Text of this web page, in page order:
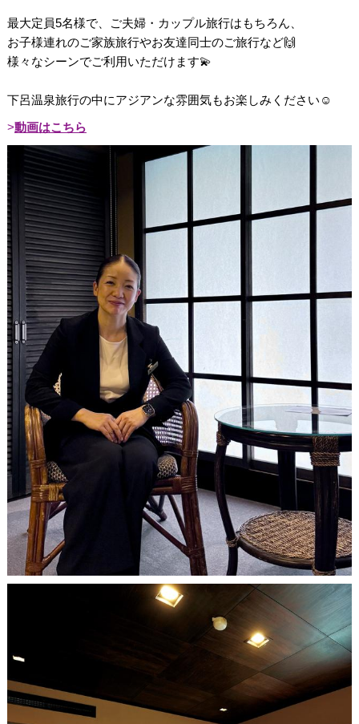
最大定員5名様で、ご夫婦・カップル旅行はもちろん、
お子様連れのご家族旅行やお友達同士のご旅行など🙌
様々なシーンでご利用いただけます💫
下呂温泉旅行の中にアジアンな雰囲気もお楽しみください☺️
動画はこちら